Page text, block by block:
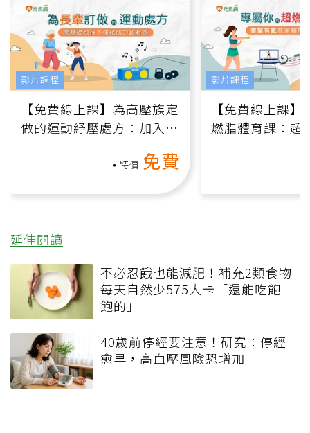
【免費線上課】為高壓族定
做的運動紓壓處方：加入行
特價 免費
影片課程
【免費線上課
燃脂體育課：超
影片課程
延伸閱讀
不必忍餓也能減肥！補充2類食物
每天自然少575大卡「還能吃飽
飽的」
40歲前停經要注意！研究：停經
愈早，高血壓風險恐增加